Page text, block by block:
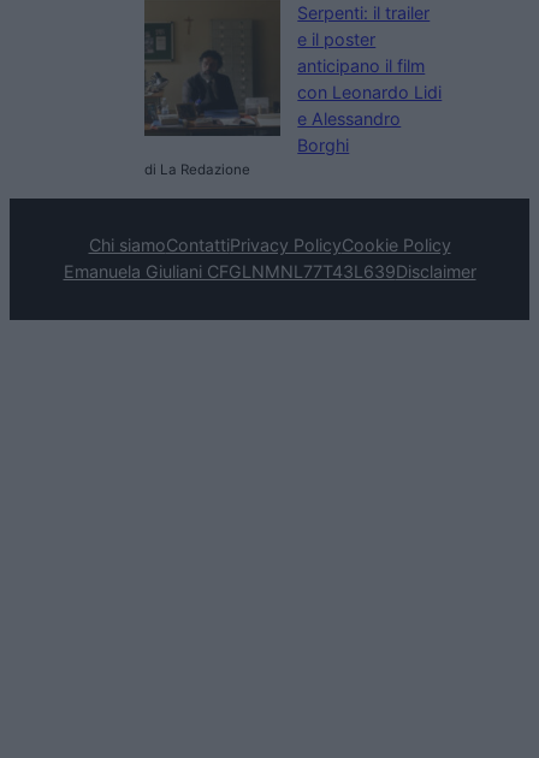
Serpenti: il trailer
e il poster
anticipano il film
con Leonardo Lidi
e Alessandro
Borghi
di La Redazione
Chi siamoContattiPrivacy PolicyCookie Policy
Emanuela Giuliani CFGLNMNL77T43L639Disclaimer